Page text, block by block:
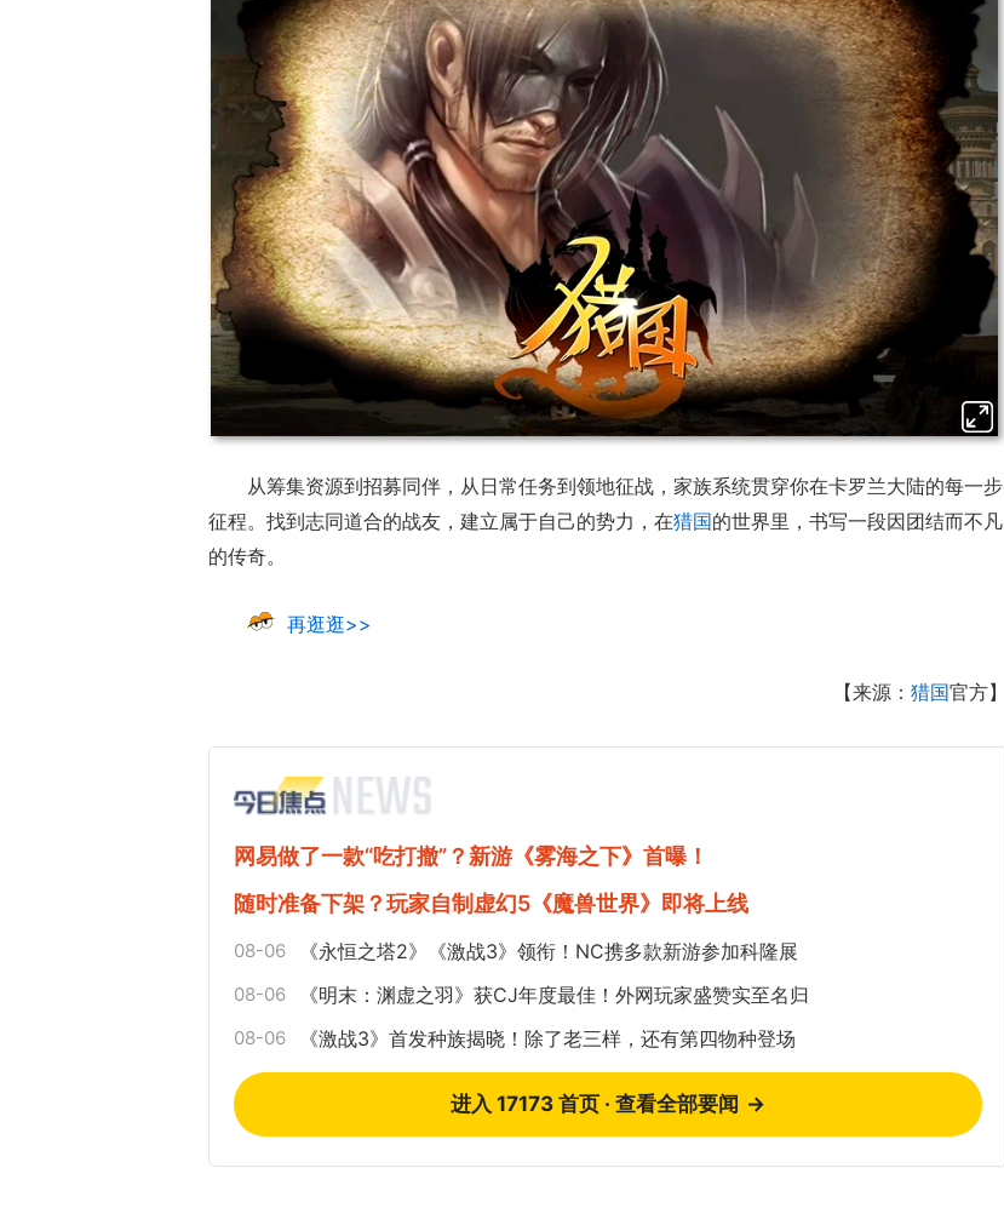
从筹集资源到招募同伴，从日常任务到领地征战，家族系统贯穿你在卡罗兰大陆的每一步
征程。找到志同道合的战友，建立属于自己的势力，在猎国的世界里，书写一段因团结而不凡
的传奇。
再逛逛>>
【来源： 猎国官方】
网易做了一款“吃打撤”？新游《雾海之下》首曝！
随时准备下架？玩家自制虚幻5《魔兽世界》即将上线
08-06 《永恒之塔2》《激战3》领衔！NC携多款新游参加科隆展
08-06 《明末：渊虚之羽》获CJ年度最佳！外网玩家盛赞实至名归
08-06 《激战3》首发种族揭晓！除了老三样，还有第四物种登场
进入 17173 首页 · 查看全部要闻 →